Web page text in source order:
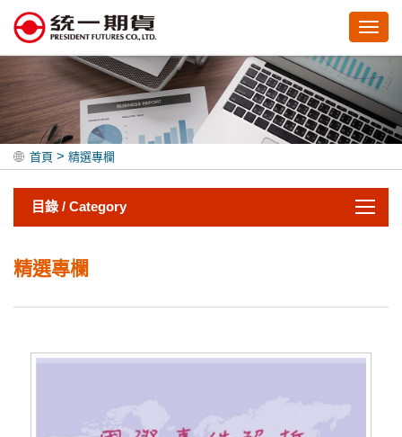
首頁 > 精選專欄
目錄 / Category
精選專欄